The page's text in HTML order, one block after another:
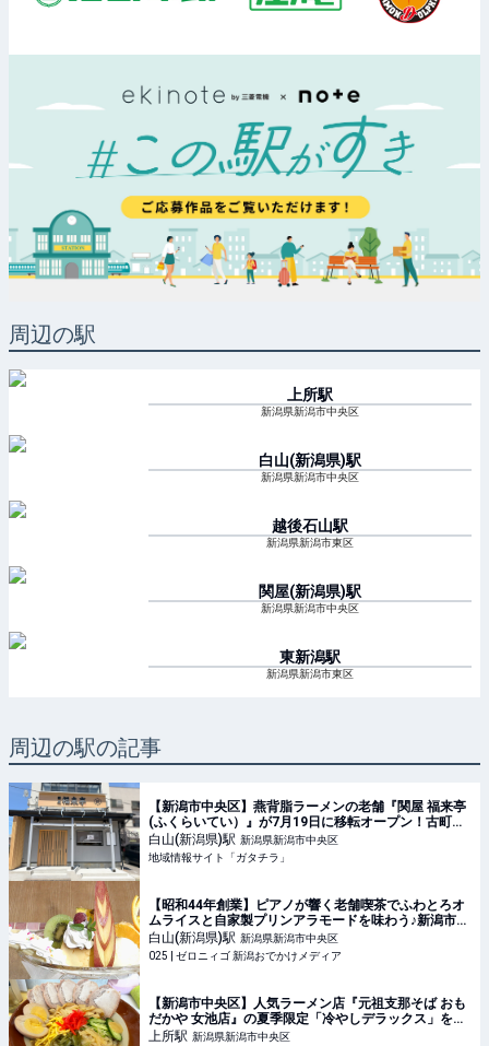
周辺の駅
上所駅
新潟県新潟市中央区
白山(新潟県)駅
新潟県新潟市中央区
越後石山駅
新潟県新潟市東区
関屋(新潟県)駅
新潟県新潟市中央区
東新潟駅
新潟県新潟市東区
周辺の駅の記事
【新潟市中央区】燕背脂ラーメンの老舗『関屋 福来亭
(ふくらいてい）』が7月19日に移転オープン！古町エ
リアで新たに営業スタート♪ - ガタチラ｜みんなでつく
る街メディア
白山(新潟県)駅 新潟県新潟市中央区
地域情報サイト「ガタチラ」
【昭和44年創業】ピアノが響く老舗喫茶でふわとろオ
ムライスと自家製プリンアラモードを味わう♪新潟市中
央区「喫茶MAKI(マキ)」 #オムライス #デート #ピア
ノ #プリン #ランチ #喫茶店
白山(新潟県)駅 新潟県新潟市中央区
025 | ゼロニィゴ 新潟おでかけメディア
【新潟市中央区】人気ラーメン店『元祖支那そば おも
だかや 女池店』の夏季限定「冷やしデラックス」を食
べに行こう♪ - ガタチラ｜みんなでつくる街メディア
上所駅 新潟県新潟市中央区